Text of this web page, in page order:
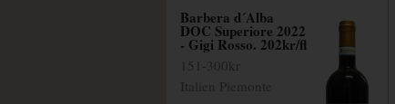
Barbera d´Alba
DOC Superiore 2022
- Gigi Rosso. 202kr/fl
151-300kr
Italien Piemonte